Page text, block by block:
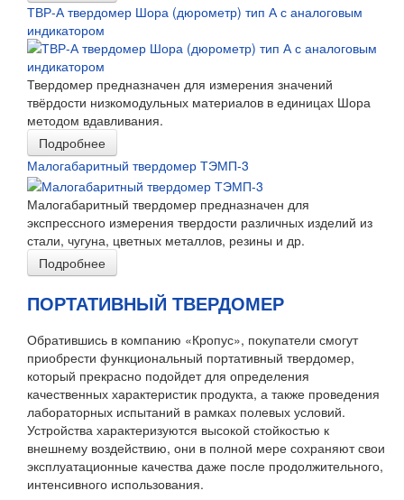
ТВР-А твердомер Шора (дюрометр) тип А с аналоговым
индикатором
Твердомер предназначен для измерения значений
твёрдости низкомодульных материалов в единицах Шора
методом вдавливания.
Подробнее
Малогабаритный твердомер ТЭМП-3
Малогабаритный твердомер предназначен для
экспрессного измерения твердости различных изделий из
стали, чугуна, цветных металлов, резины и др.
Подробнее
ПОРТАТИВНЫЙ ТВЕРДОМЕР
Обратившись в компанию «Кропус», покупатели смогут
приобрести функциональный портативный твердомер,
который прекрасно подойдет для определения
качественных характеристик продукта, а также проведения
лабораторных испытаний в рамках полевых условий.
Устройства характеризуются высокой стойкостью к
внешнему воздействию, они в полной мере сохраняют свои
эксплуатационные качества даже после продолжительного,
интенсивного использования.